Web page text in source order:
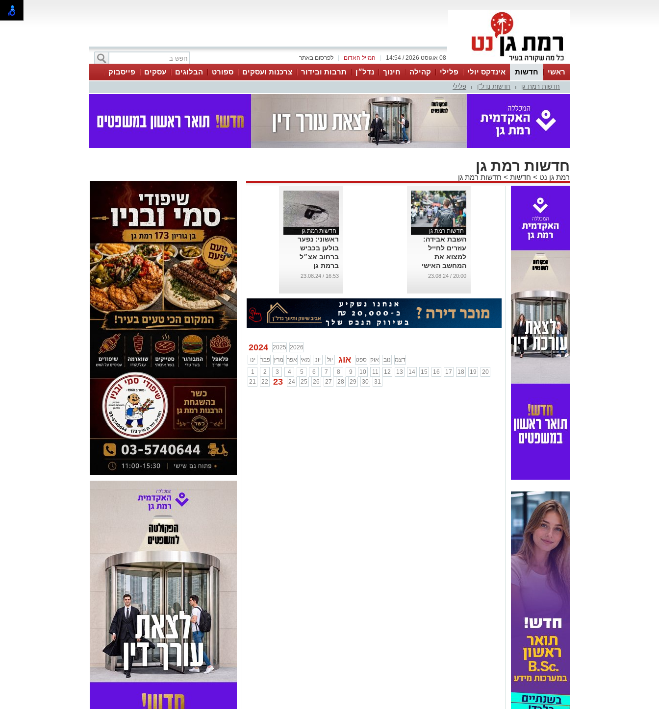
לפרסום באתר המייל האדום 08 אוגוסט 2026 / 14:54
ראשי חדשות אינדקס יולי פלילי קהילה חינוך נדל״ן תרבות ובידור צרכנות ועסקים ספורט הבלוגים עסקים
פייסבוק
ווטסאפ
חדשות רמת גן חדשות נדל"ן פלילי
חדשות רמת גן
רמת גן נט > חדשות > חדשות רמת גן
חדשות רמת גן
השבת אבידה:
עוזרים לחייל
למצוא את
המחשב האישי
שאבד ברחוב
גן
20:00 / 23.08.24
חדשות רמת גן
ראשוני: נפער
בולען בכביש
ברחוב אצ״ל
ברמת גן
...
16:53 / 23.08.24
2024 2025 2026
ינו
פבר מרץ אפר מאי יונ יול אוג ספט אוק נוב
דצמ
1
2 3 4 5 6 7 8 9 10 11 12 13 14 15 16 17 18 19
20
21
22 23 24 25 26 27 28 29 30 31